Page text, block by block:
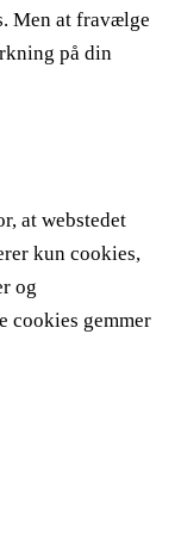
Men at fravælge
på din
at webstedet
kun cookies,
og
cookies gemmer